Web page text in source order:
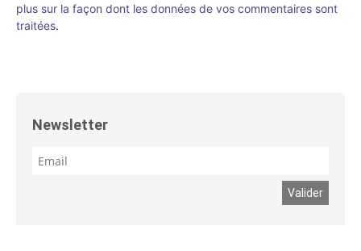
plus sur la façon dont les données de vos commentaires sont
traitées.
Newsletter